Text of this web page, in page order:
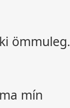
ömmuleg.
mín